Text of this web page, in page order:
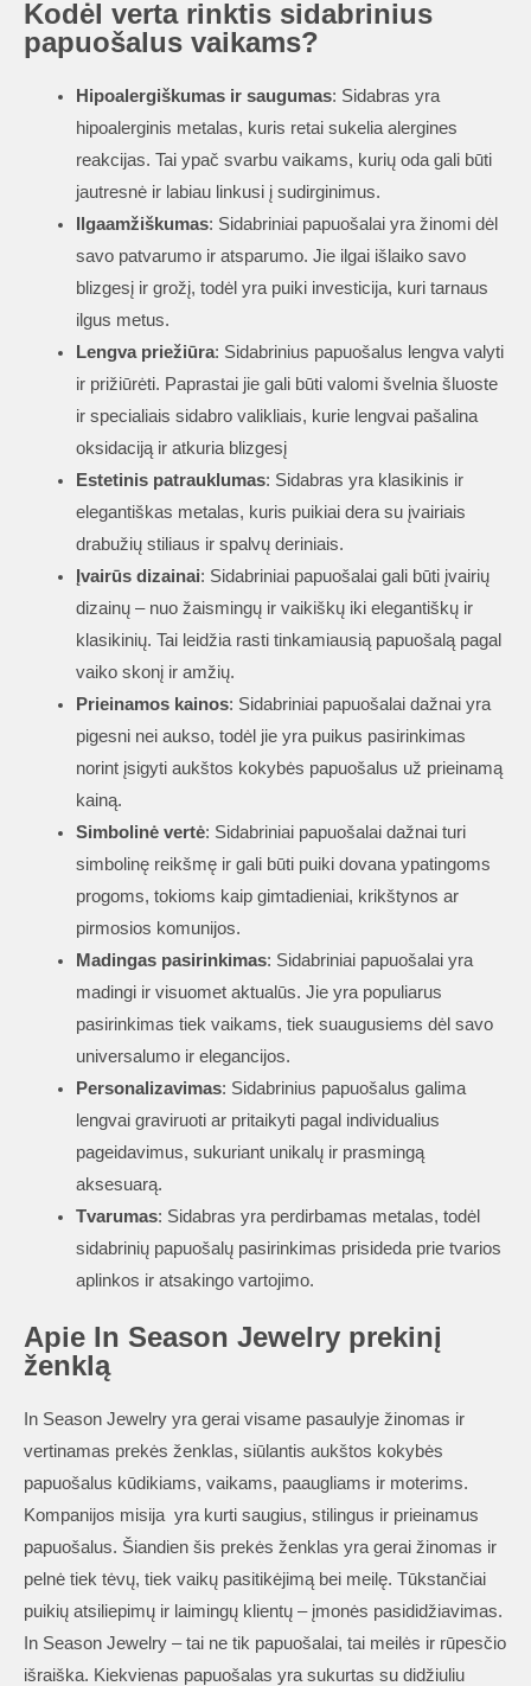
Kodėl verta rinktis sidabrinius
papuošalus vaikams?
Hipoalergiškumas ir saugumas: Sidabras yra
hipoalerginis metalas, kuris retai sukelia alergines
reakcijas. Tai ypač svarbu vaikams, kurių oda gali būti
jautresnė ir labiau linkusi į sudirginimus.
Ilgaamžiškumas: Sidabriniai papuošalai yra žinomi dėl
savo patvarumo ir atsparumo. Jie ilgai išlaiko savo
blizgesį ir grožį, todėl yra puiki investicija, kuri tarnaus
ilgus metus.
Lengva priežiūra: Sidabrinius papuošalus lengva valyti
ir prižiūrėti. Paprastai jie gali būti valomi švelnia šluoste
ir specialiais sidabro valikliais, kurie lengvai pašalina
oksidaciją ir atkuria blizgesį
Estetinis patrauklumas: Sidabras yra klasikinis ir
elegantiškas metalas, kuris puikiai dera su įvairiais
drabužių stiliaus ir spalvų deriniais.
Įvairūs dizainai: Sidabriniai papuošalai gali būti įvairių
dizainų – nuo žaismingų ir vaikiškų iki elegantiškų ir
klasikinių. Tai leidžia rasti tinkamiausią papuošalą pagal
vaiko skonį ir amžių.
Prieinamos kainos: Sidabriniai papuošalai dažnai yra
pigesni nei aukso, todėl jie yra puikus pasirinkimas
norint įsigyti aukštos kokybės papuošalus už prieinamą
kainą.
Simbolinė vertė: Sidabriniai papuošalai dažnai turi
simbolinę reikšmę ir gali būti puiki dovana ypatingoms
progoms, tokioms kaip gimtadieniai, krikštynos ar
pirmosios komunijos.
Madingas pasirinkimas: Sidabriniai papuošalai yra
madingi ir visuomet aktualūs. Jie yra populiarus
pasirinkimas tiek vaikams, tiek suaugusiems dėl savo
universalumo ir elegancijos.
Personalizavimas: Sidabrinius papuošalus galima
lengvai graviruoti ar pritaikyti pagal individualius
pageidavimus, sukuriant unikalų ir prasmingą
aksesuarą.
Tvarumas: Sidabras yra perdirbamas metalas, todėl
sidabrinių papuošalų pasirinkimas prisideda prie tvarios
aplinkos ir atsakingo vartojimo.
Apie In Season Jewelry prekinį
ženklą
In Season Jewelry yra gerai visame pasaulyje žinomas ir
vertinamas prekės ženklas, siūlantis aukštos kokybės
papuošalus kūdikiams, vaikams, paaugliams ir moterims.
Kompanijos misija yra kurti saugius, stilingus ir prieinamus
papuošalus. Šiandien šis prekės ženklas yra gerai žinomas ir
pelnė tiek tėvų, tiek vaikų pasitikėjimą bei meilę. Tūkstančiai
puikių atsiliepimų ir laimingų klientų – įmonės pasididžiavimas.
In Season Jewelry – tai ne tik papuošalai, tai meilės ir rūpesčio
išraiška. Kiekvienas papuošalas yra sukurtas su didžiuliu